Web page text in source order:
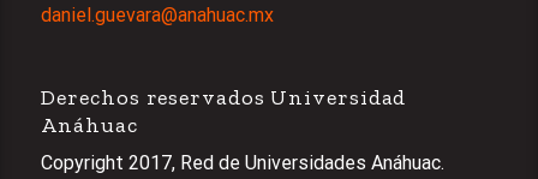
daniel.guevara@anahuac.mx
Derechos reservados Universidad
Anáhuac
Copyright 2017, Red de Universidades Anáhuac.